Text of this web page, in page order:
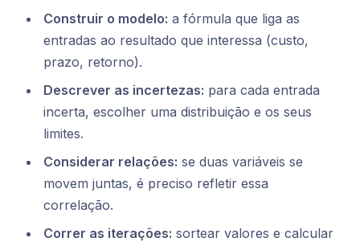
Construir o modelo: a fórmula que liga as
entradas ao resultado que interessa (custo,
prazo, retorno).
Descrever as incertezas: para cada entrada
incerta, escolher uma distribuição e os seus
limites.
Considerar relações: se duas variáveis se
movem juntas, é preciso refletir essa
correlação.
Correr as iterações: sortear valores e calcular